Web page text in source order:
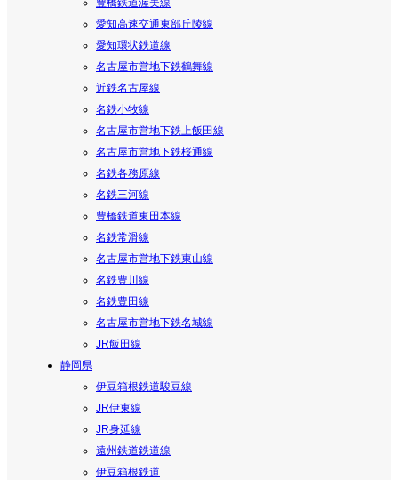
豊橋鉄道渥美線
愛知高速交通東部丘陵線
愛知環状鉄道線
名古屋市営地下鉄鶴舞線
近鉄名古屋線
名鉄小牧線
名古屋市営地下鉄上飯田線
名古屋市営地下鉄桜通線
名鉄各務原線
名鉄三河線
豊橋鉄道東田本線
名鉄常滑線
名古屋市営地下鉄東山線
名鉄豊川線
名鉄豊田線
名古屋市営地下鉄名城線
JR飯田線
静岡県
伊豆箱根鉄道駿豆線
JR伊東線
JR身延線
遠州鉄道鉄道線
伊豆箱根鉄道